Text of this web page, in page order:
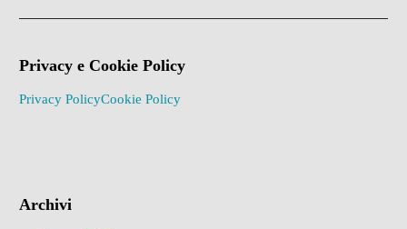
Privacy e Cookie Policy
Privacy PolicyCookie Policy
Archivi